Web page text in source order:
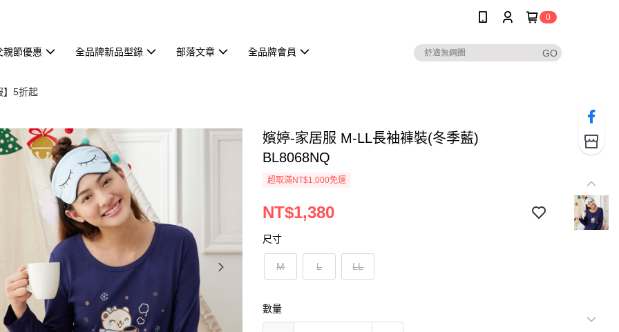
0
親節優惠 全品牌新品型錄 部落文章 全品牌會員
】5折起
嬪婷-家居服 M-LL長袖褲裝(冬季藍)
BL8068NQ
超取滿NT$1,000免運
NT$1,380
尺寸
M L LL
數量